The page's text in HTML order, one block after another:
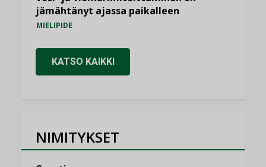
jämähtänyt ajassa paikalleen
MIELIPIDE
KATSO KAIKKI
NIMITYKSET